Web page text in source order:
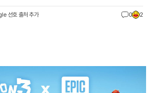
선호 출처 추가 0 2